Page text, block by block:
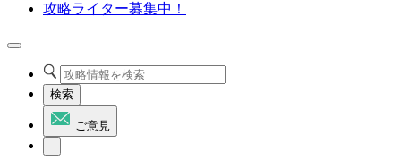
攻略ライター募集中！
検索
ご意見